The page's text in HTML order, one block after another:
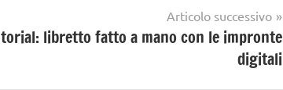
Articolo successivo
libretto fatto a mano con le impronte
digitali